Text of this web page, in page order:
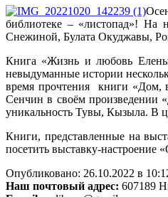
библиотеке – «листопад»! На
Снежиной, Булата Окуджавы,
Книга «Жизнь и любовь
невыдуманные истории
время прочтения книги «Дом,
Сенчин в своём произведении
уникальность Тувы, Кызыла. В
Книги, представленные на
посетить выставку-
Опубликовано: 26.10.2022 в
Наш почтовый адрес: 607189